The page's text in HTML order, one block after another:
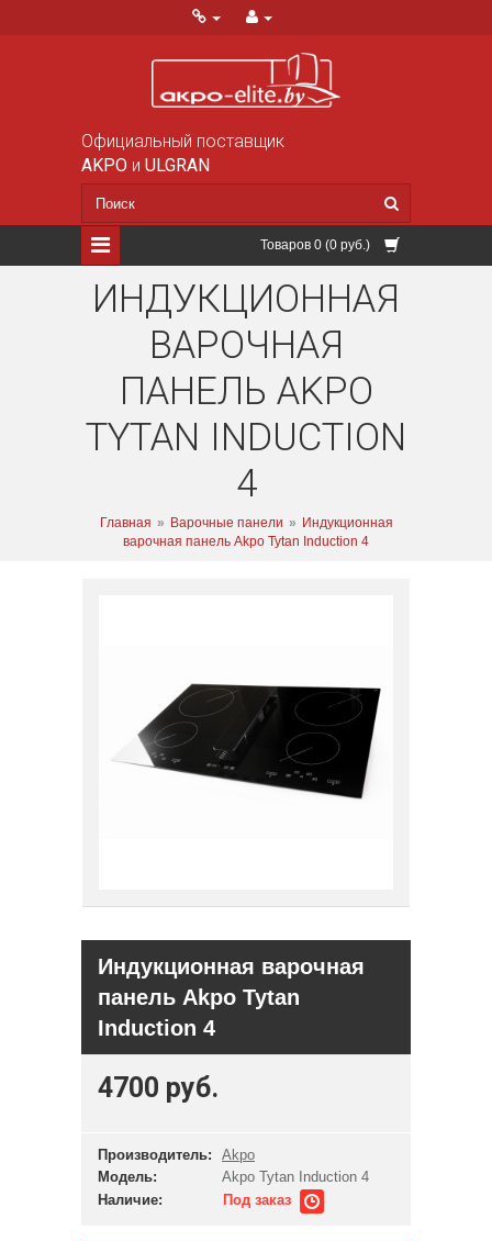
Официальный поставщик
AKPO и ULGRAN
Товаров 0 (0 руб.)
ИНДУКЦИОННАЯ
ВАРОЧНАЯ
ПАНЕЛЬ AKPO
TYTAN INDUCTION
4
Главная » Варочные панели » Индукционная
варочная панель Akpo Tytan Induction 4
Индукционная варочная
панель Akpo Tytan
Induction 4
4700 руб.
Производитель:
Akpo
Модель:
Akpo Tytan Induction 4
Наличие:
Под заказ